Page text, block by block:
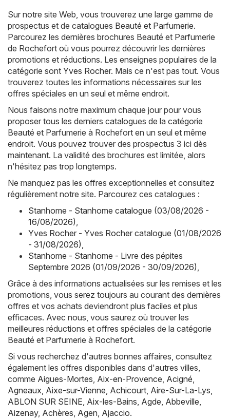
Sur notre site Web, vous trouverez une large gamme de
prospectus et de catalogues Beauté et Parfumerie.
Parcourez les dernières brochures Beauté et Parfumerie
de Rochefort où vous pourrez découvrir les dernières
promotions et réductions. Les enseignes populaires de la
catégorie sont Yves Rocher. Mais ce n'est pas tout. Vous
trouverez toutes les informations nécessaires sur les
offres spéciales en un seul et même endroit.
Nous faisons notre maximum chaque jour pour vous
proposer tous les derniers catalogues de la catégorie
Beauté et Parfumerie à Rochefort en un seul et même
endroit. Vous pouvez trouver des prospectus 3 ici dès
maintenant. La validité des brochures est limitée, alors
n'hésitez pas trop longtemps.
Ne manquez pas les offres exceptionnelles et consultez
régulièrement notre site. Parcourez ces catalogues :
Stanhome - Stanhome catalogue (03/08/2026 -
16/08/2026),
Yves Rocher - Yves Rocher catalogue (01/08/2026
- 31/08/2026),
Stanhome - Stanhome - Livre des pépites
Septembre 2026 (01/09/2026 - 30/09/2026),
Grâce à des informations actualisées sur les remises et les
promotions, vous serez toujours au courant des dernières
offres et vos achats deviendront plus faciles et plus
efficaces. Avec nous, vous saurez où trouver les
meilleures réductions et offres spéciales de la catégorie
Beauté et Parfumerie à Rochefort.
Si vous recherchez d'autres bonnes affaires, consultez
également les offres disponibles dans d'autres villes,
comme Aigues-Mortes, Aix-en-Provence, Acigné,
Agneaux, Aixe-sur-Vienne, Achicourt, Aire-Sur-La-Lys,
ABLON SUR SEINE, Aix-les-Bains, Agde, Abbeville,
Aizenay, Achères, Agen, Ajaccio.